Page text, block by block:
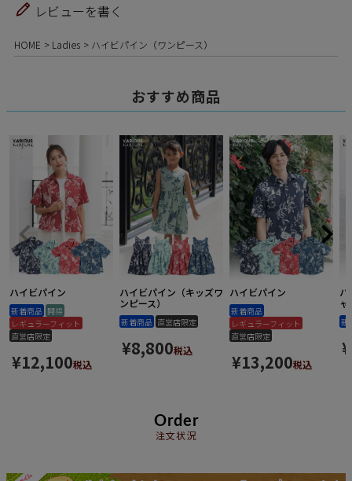
レビューを書く
HOME Ladies ハイビパイン（ワンピース）
おすすめ商品
ハイビパイン
新着商品 開襟
レギュラーフィット
直営店限定
¥12,100税込
ハイビパイン（キッズワ
ンピース）
新着商品 直営店限定
¥8,800税込
ハイビパイン
新着商品
レギュラーフィット
直営店限定
¥13,200税込
ハ
新
¥
Order
注文状況